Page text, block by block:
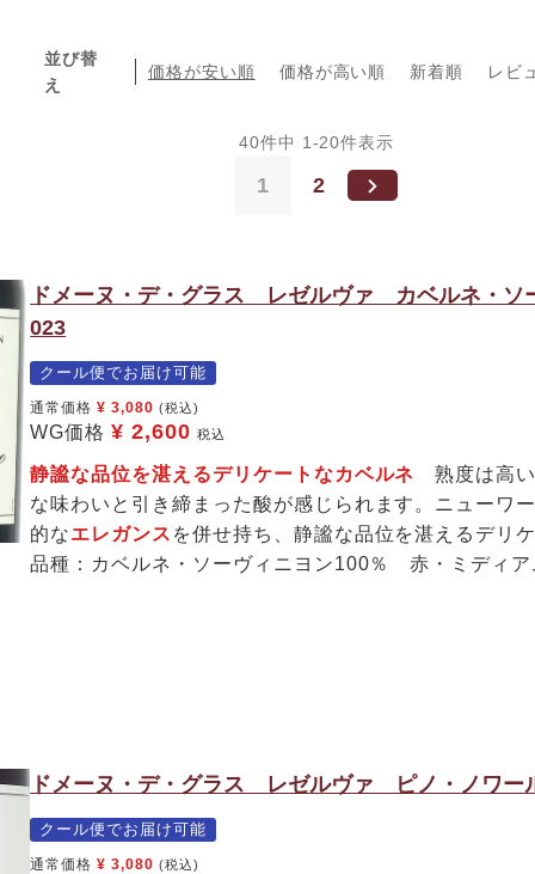
並び替
え
価格が安い順 価格が高い順 新着順 レビ
40件中 1 -20件表示
1 2
ドメーヌ・デ・グラス レゼルヴァ カベルネ・
023
クール便でお届け可能
通常価格 ¥ 3,080 (税込)
WG価格 ¥ 2,600 税込
静謐な品位を湛えるデリケートなカベルネ 熟度は高い
な味わいと引き締まった酸が感じられます。ニューワ
的なエレガンス を併せ持ち、静謐な品位を湛えるデリ
品種：カベルネ・ソーヴィニヨン100％ 赤・ミディア
ドメーヌ・デ・グラス レゼルヴァ ピノ・ノワ
クール便でお届け可能
通常価格 ¥ 3,080 (税込)